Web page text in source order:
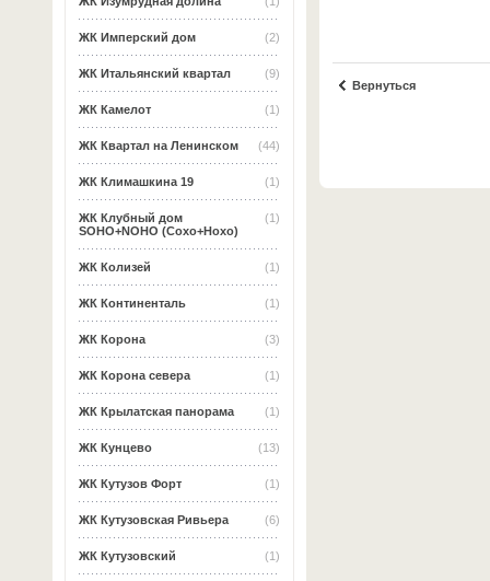
(2)
ЖК Имперский дом
(9)
ЖК Итальянский квартал
(1)
ЖК Камелот
(44)
ЖК Квартал на Ленинском
(1)
ЖК Климашкина 19
(1)
ЖК Клубный дом
SOHO+NOHO (Сохо+Нохо)
(1)
ЖК Колизей
(1)
ЖК Континенталь
(3)
ЖК Корона
(1)
ЖК Корона севера
(1)
ЖК Крылатская панорама
(13)
ЖК Кунцево
(1)
ЖК Кутузов Форт
(6)
ЖК Кутузовская Ривьера
(1)
ЖК Кутузовский
Вернуться